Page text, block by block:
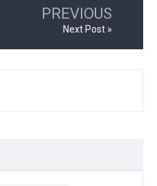
PREVIOUS
Next Post »